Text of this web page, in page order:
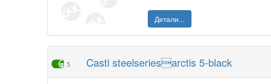
Детали...
5 Casti steelseriesarctis 5-black